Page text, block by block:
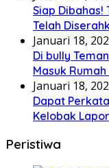
Siap Dibahas!
Telah
Januari 18,
Di bully
Masuk
Januari 18,
Dapat
Kelobak
Peristiwa